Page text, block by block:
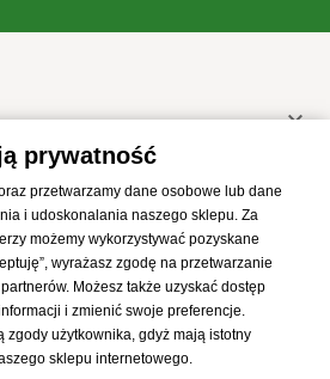


prywatność
przetwarzamy dane osobowe lub dane
i udoskonalania naszego sklepu. Za
możemy wykorzystywać pozyskane
wyrażasz zgodę na przetwarzanie
Możesz także uzyskać dostęp
i zmienić swoje preferencje.
zgody użytkownika, gdyż mają istotny
sklepu internetowego.
AbrysAll Rights Reserved